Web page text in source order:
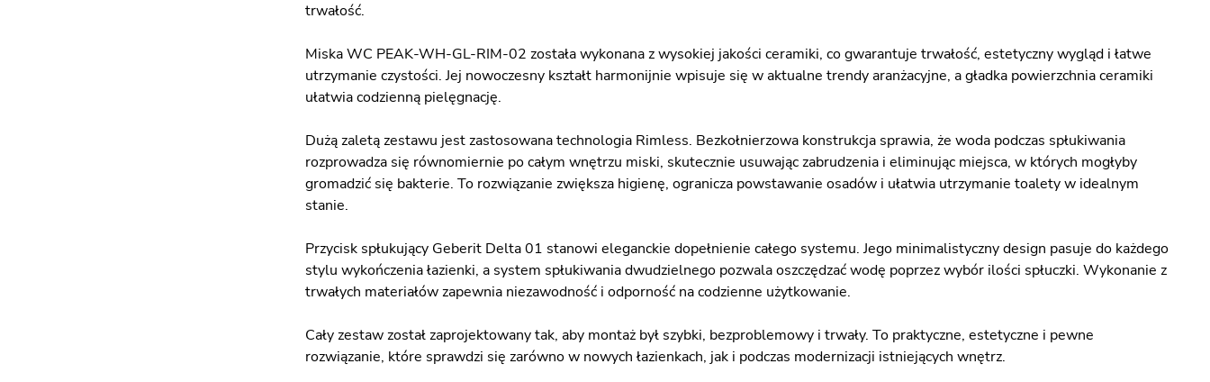
trwałość.
Miska WC PEAK-WH-GL-RIM-02 została wykonana z wysokiej jakości ceramiki, co gwarantuje trwałość, estetyczny wygląd i łatwe
utrzymanie czystości. Jej nowoczesny kształt harmonijnie wpisuje się w aktualne trendy aranżacyjne, a gładka powierzchnia ceramiki
ułatwia codzienną pielęgnację.
Dużą zaletą zestawu jest zastosowana technologia Rimless. Bezkołnierzowa konstrukcja sprawia, że woda podczas spłukiwania
rozprowadza się równomiernie po całym wnętrzu miski, skutecznie usuwając zabrudzenia i eliminując miejsca, w których mogłyby
gromadzić się bakterie. To rozwiązanie zwiększa higienę, ogranicza powstawanie osadów i ułatwia utrzymanie toalety w idealnym
stanie.
Przycisk spłukujący Geberit Delta 01 stanowi eleganckie dopełnienie całego systemu. Jego minimalistyczny design pasuje do każdego
stylu wykończenia łazienki, a system spłukiwania dwudzielnego pozwala oszczędzać wodę poprzez wybór ilości spłuczki. Wykonanie z
trwałych materiałów zapewnia niezawodność i odporność na codzienne użytkowanie.
Cały zestaw został zaprojektowany tak, aby montaż był szybki, bezproblemowy i trwały. To praktyczne, estetyczne i pewne
rozwiązanie, które sprawdzi się zarówno w nowych łazienkach, jak i podczas modernizacji istniejących wnętrz.